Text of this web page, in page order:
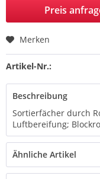
Preis
Merken
Artikel-Nr.:
Beschreibung
Sortierfächer durch
Luftbereifung;
Ähnliche Artikel